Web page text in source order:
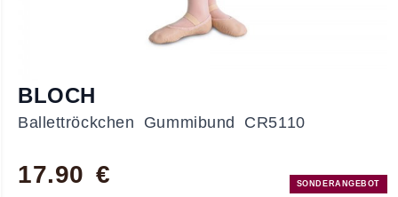
SONDERANGEBOT
BLOCH
Ballettröckchen Gummibund CR5110
17.90 €